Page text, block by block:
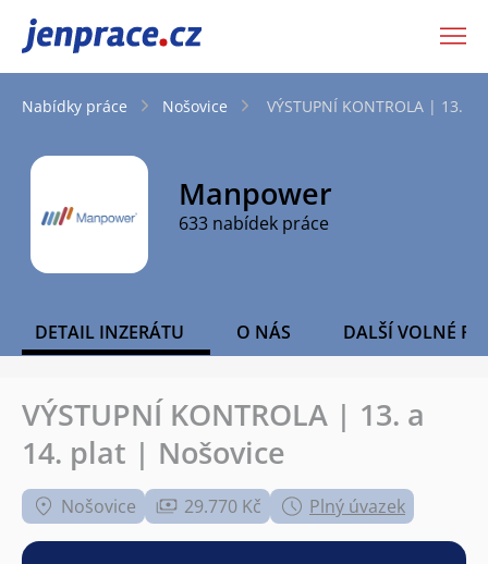
JenPráce.cz
Nabídky práce Nošovice VÝSTUPNÍ KONTROLA | 13.
Manpower
633 nabídek práce
DETAIL INZERÁTU O NÁS DALŠÍ VOLNÉ
VÝSTUPNÍ KONTROLA | 13. a
14. plat | Nošovice
Nošovice 29.770 Kč Plný úvazek